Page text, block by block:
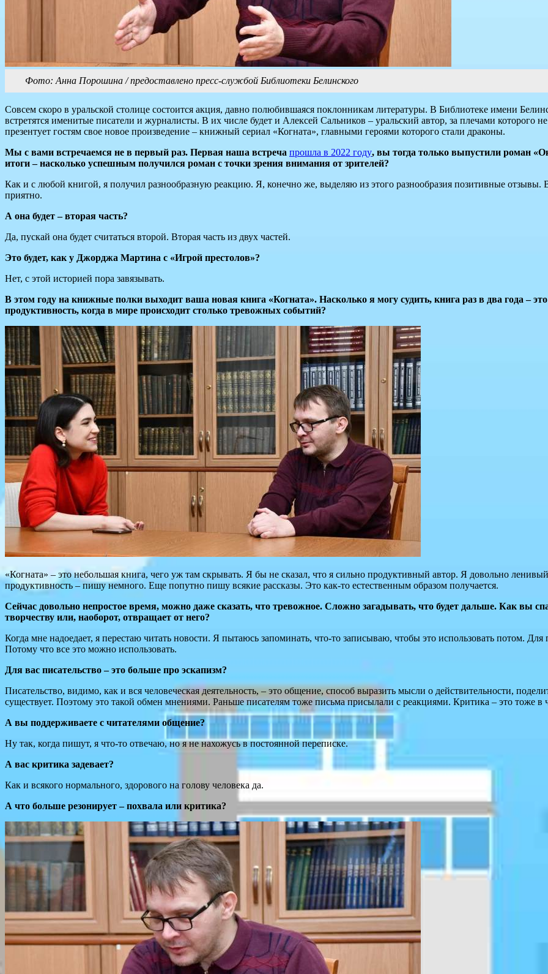
Фото: Анна Порошина / предоставлено пресс-службой Библиотеки Белинского
Совсем скоро в уральской столице состоится акция, давно полюбившаяся поклонникам литературы. В Библиотеке имени
встретятся именитые писатели и журналисты. В их числе будет и Алексей Сальников – уральский автор, за плечами которого
презентует гостям свое новое произведение – книжный сериал «Когната», главными героями которого стали драконы.
Мы с вами встречаемся не в первый раз. Первая наша встреча прошла в 2022 году, вы тогда только выпустили роман
итоги – насколько успешным получился роман с точки зрения внимания от зрителей?
Как и с любой книгой, я получил разнообразную реакцию. Я, конечно же, выделяю из этого разнообразия позитивные
приятно.
А она будет – вторая часть?
Да, пускай она будет считаться второй. Вторая часть из двух частей.
Это будет, как у Джорджа Мартина с «Игрой престолов»?
Нет, с этой историей пора завязывать.
В этом году на книжные полки выходит ваша новая книга «Когната». Насколько я могу судить, книга раз в два года –
продуктивность, когда в мире происходит столько тревожных событий?
«Когната» – это небольшая книга, чего уж там скрывать. Я бы не сказал, что я сильно продуктивный автор. Я довольно
продуктивность – пишу немного. Еще попутно пишу всякие рассказы. Это как-то естественным образом получается.
Сейчас довольно непростое время, можно даже сказать, что тревожное. Сложно загадывать, что будет дальше. Как вы
творчеству или, наоборот, отвращает от него?
Когда мне надоедает, я перестаю читать новости. Я пытаюсь запоминать, что-то записываю, чтобы это использовать потом. Для
Потому что все это можно использовать.
Для вас писательство – это больше про эскапизм?
Писательство, видимо, как и вся человеческая деятельность, – это общение, способ выразить мысли о действительности,
существует. Поэтому это такой обмен мнениями. Раньше писателям тоже письма присылали с реакциями. Критика – это тоже в
А вы поддерживаете с читателями общение?
Ну так, когда пишут, я что-то отвечаю, но я не нахожусь в постоянной переписке.
А вас критика задевает?
Как и всякого нормального, здорового на голову человека да.
А что больше резонирует – похвала или критика?